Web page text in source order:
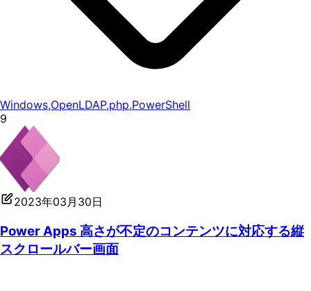
Windows,OpenLDAP,php,PowerShell
9
2023年03月30日
Power Apps 高さが不定のコンテンツに対応する縦
スクロールバー画面